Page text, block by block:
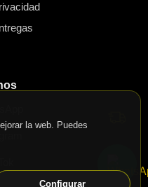
la web. Puedes
Configurar